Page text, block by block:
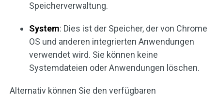
Speicherverwaltung.
System: Dies ist der Speicher, der von Chrome
OS und anderen integrierten Anwendungen
verwendet wird. Sie können keine
Systemdateien oder Anwendungen löschen.
Alternativ können Sie den verfügbaren